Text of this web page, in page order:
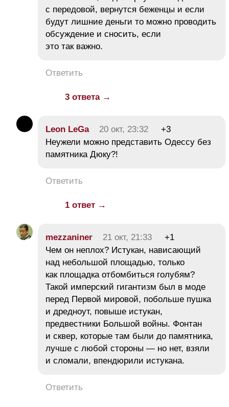
с передовой, вернутся беженцы и если
будут лишние деньги то можно проводить
обсуждение и сносить, если
это так важно.
Ответить
3 ответа →
Leon LeGa 20 окт, 23:32
+3
Неужели можно представить Одессу без
памятника Дюку?!
Ответить
1 ответ →
mezzaniner 21 окт, 21:33
+1
Чем он неплох? Истукан, нависающий
над небольшой площадью, только
как площадка отбомбиться голубям?
Такой имперский гигантизм был в моде
перед Первой мировой, побольше пушка
и дредноут, повыше истукан,
предвестники Большой войны. Фонтан
и сквер, которые там были до памятника,
лучше с любой стороны — но нет, взяли
и сломали, впендюрили истукана.
Ответить